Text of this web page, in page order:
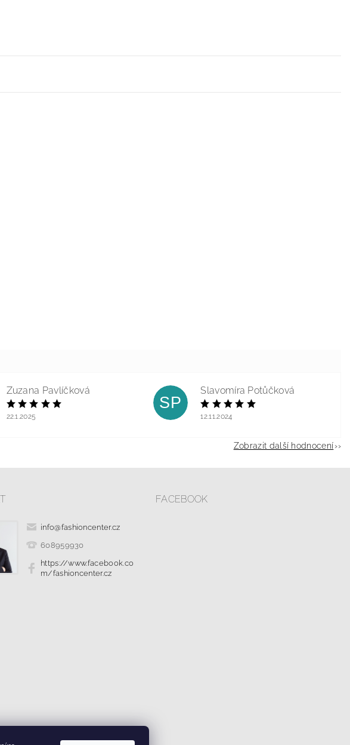
Zuzana Pavlíčková
22.1.2025
SP
Slavomíra Potůčková
12.11.2024
Zobrazit další hodnocení
info@fashioncenter.cz
608959930
https://www.facebook.co
m/fashioncenter.cz
FACEBOOK